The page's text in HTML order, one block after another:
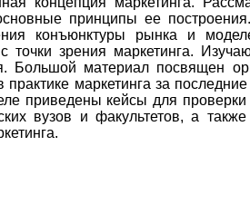
принципы ее
конъюнктуры рынка и
точки зрения маркетинга.
Большой материал посвящен
маркетинга за
приведены кейсы для
вузов и факультетов, а